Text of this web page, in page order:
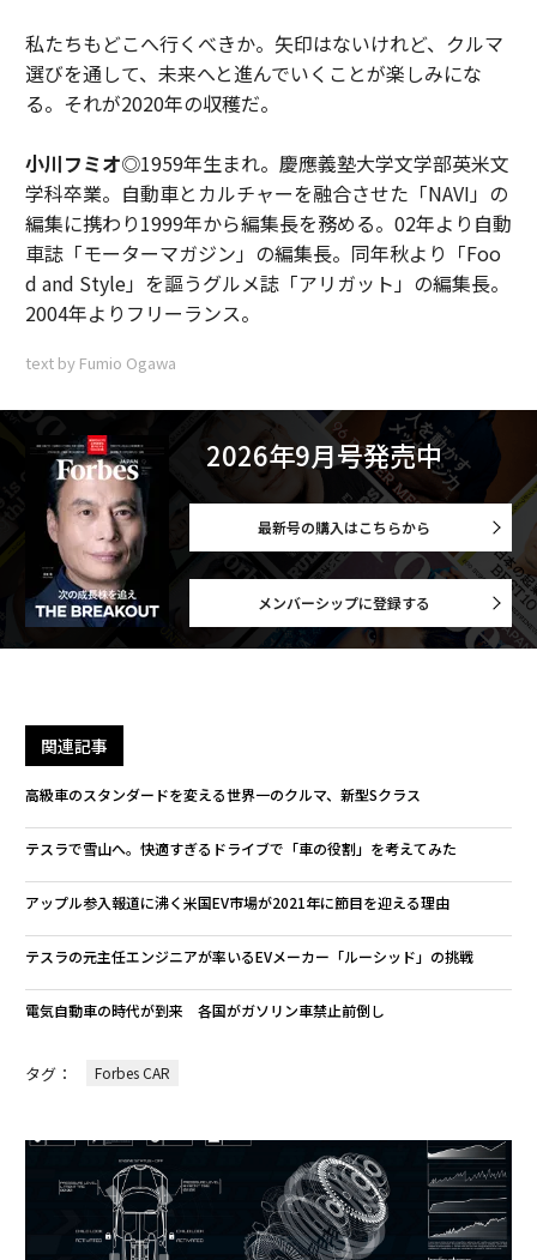
私たちもどこへ行くべきか。矢印はないけれど、クルマ
選びを通して、未来へと進んでいくことが楽しみにな
る。それが2020年の収穫だ。
小川フミオ◎1959年生まれ。慶應義塾大学文学部英米文
学科卒業。自動車とカルチャーを融合させた「NAVI」の
編集に携わり1999年から編集長を務める。02年より自動
車誌「モーターマガジン」の編集長。同年秋より「Foo
d and Style」を謳うグルメ誌「アリガット」の編集長。
2004年よりフリーランス。
text by Fumio Ogawa
2026年9月号発売中
最新号の購入はこちらから
メンバーシップに登録する
関連記事
高級車のスタンダードを変える世界一のクルマ、新型Sクラス
テスラで雪山へ。快適すぎるドライブで「車の役割」を考えてみた
アップル参入報道に沸く米国EV市場が2021年に節目を迎える理由
テスラの元主任エンジニアが率いるEVメーカー「ルーシッド」の挑戦
電気自動車の時代が到来 各国がガソリン車禁止前倒し
タグ： Forbes CAR